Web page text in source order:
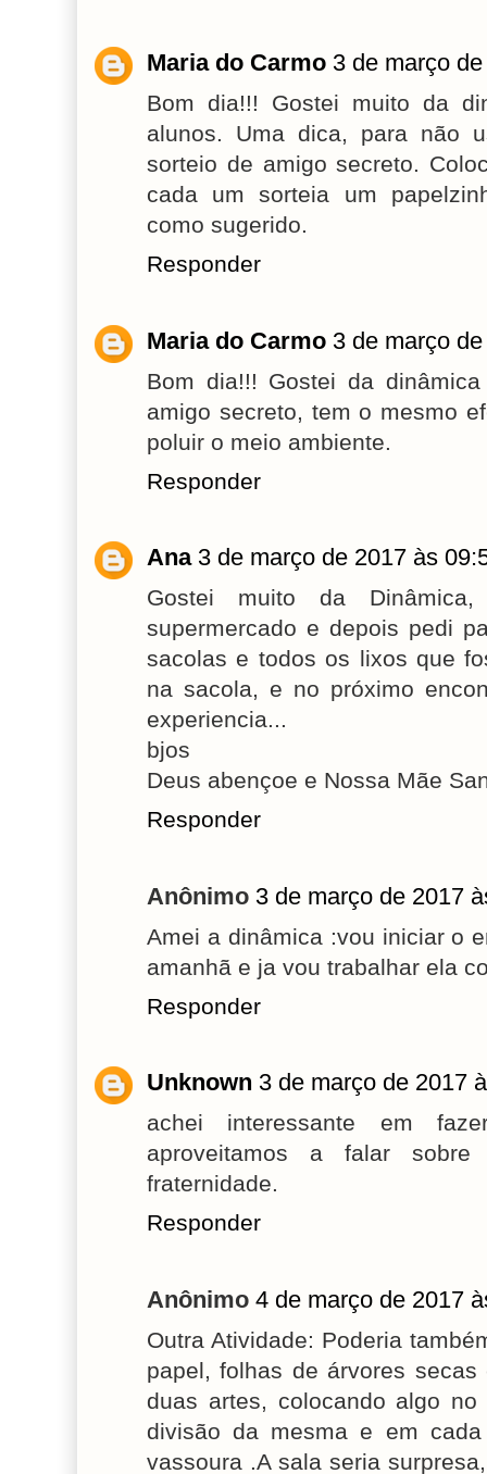
Maria do Carmo 3 de março
Bom dia!!! Gostei muito da
alunos. Uma dica, para não
sorteio de amigo secreto.
cada um sorteia um
como sugerido.
Responder
Maria do Carmo 3 de março
Bom dia!!! Gostei da
amigo secreto, tem o mesmo
poluir o meio ambiente.
Responder
Ana 3 de março de 2017 às
Gostei muito da
supermercado e depois pedi
sacolas e todos os lixos que
na sacola, e no próximo
experiencia...
bjos
Deus abençoe e Nossa Mãe
Responder
Anônimo 3 de março de 2017
Amei a dinâmica :vou iniciar o
amanhã e ja vou trabalhar ela
Responder
Unknown 3 de março de 2017
achei interessante em
aproveitamos a falar
fraternidade.
Responder
Anônimo 4 de março de 2017
Outra Atividade: Poderia
papel, folhas de árvores
duas artes, colocando algo
divisão da mesma e em
vassoura .A sala seria